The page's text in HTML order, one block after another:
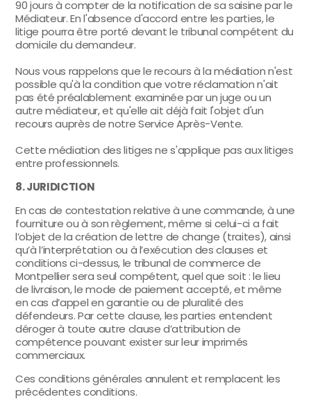
90 jours à compter de la notification de sa saisine par le
Médiateur. En l'absence d'accord entre les parties, le
litige pourra être porté devant le tribunal compétent du
domicile du demandeur.
Nous vous rappelons que le recours à la médiation n'est
possible qu'à la condition que votre réclamation n'ait
pas été préalablement examinée par un juge ou un
autre médiateur, et qu'elle ait déjà fait l'objet d'un
recours auprès de notre Service Après-Vente.
Cette médiation des litiges ne s'applique pas aux litiges
entre professionnels.
8. JURIDICTION
En cas de contestation relative à une commande, à une
fourniture ou à son règlement, même si celui-ci a fait
l’objet de la création de lettre de change (traites), ainsi
qu’à l’interprétation ou à l’exécution des clauses et
conditions ci-dessus, le tribunal de commerce de
Montpellier sera seul compétent, quel que soit : le lieu
de livraison, le mode de paiement accepté, et même
en cas d’appel en garantie ou de pluralité des
défendeurs. Par cette clause, les parties entendent
déroger à toute autre clause d’attribution de
compétence pouvant exister sur leur imprimés
commerciaux.
Ces conditions générales annulent et remplacent les
précédentes conditions.